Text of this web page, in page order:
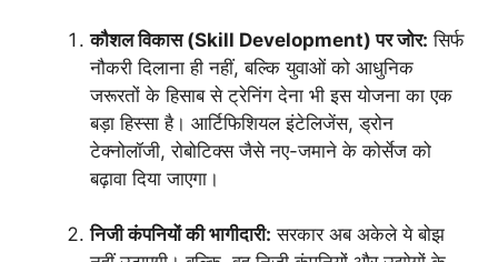
कौशल विकास (Skill Development) पर जोर: सिर्फ
नौकरी दिलाना ही नहीं, बल्कि युवाओं को आधुनिक
जरूरतों के हिसाब से ट्रेनिंग देना भी इस योजना का एक
बड़ा हिस्सा है। आर्टिफिशियल इंटेलिजेंस, ड्रोन
टेक्नोलॉजी, रोबोटिक्स जैसे नए-जमाने के कोर्सेज को
बढ़ावा दिया जाएगा।
निजी कंपनियों की भागीदारी: सरकार अब अकेले ये बोझ